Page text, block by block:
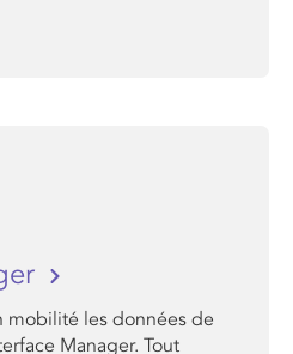
mobilité les données de
Manager. Tout